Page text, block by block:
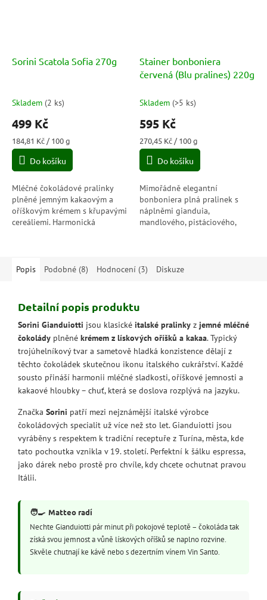
Sorini Scatola Sofia 270g
Skladem (2 ks)
499 Kč
Měrná
cena:
184,81 Kč / 100 g
Do košíku
Mléčné čokoládové pralinky
plněné jemným kakaovým a
oříškovým krémem s křupavými
cereáliemi. Harmonická
Stainer bonboniera
červená (Blu pralines) 220g
Skladem (>5 ks)
595 Kč
Měrná
cena:
270,45 Kč / 100 g
Do košíku
Mimořádně elegantní
bonboniera plná pralinek s
náplněmi gianduia,
mandlového, pistáciového,
Popis
Podobné (8) Hodnocení (3) Diskuze
Detailní popis produktu
Sorini Gianduiotti jsou klasické italské pralinky z jemné mléčné
čokolády plněné krémem z lískových oříšků a kakaa. Typický
trojúhelníkový tvar a sametově hladká konzistence dělají z
těchto čokoládek skutečnou ikonu italského cukrářství. Každé
sousto přináší harmonii mléčné sladkosti, oříškové jemnosti a
kakaové hloubky – chuť, která se doslova rozplývá na jazyku.
Značka Sorini patří mezi nejznámější italské výrobce
čokoládových specialit už více než sto let. Gianduiotti jsou
vyráběny s respektem k tradiční receptuře z Turína, města, kde
tato pochoutka vznikla v 19. století. Perfektní k šálku espressa,
jako dárek nebo prostě pro chvíle, kdy chcete ochutnat pravou
Itálii.
🧑‍🍳 Matteo radí
Nechte Gianduiotti pár minut při pokojové teplotě – čokoláda tak
získá svou jemnost a vůně lískových oříšků se naplno rozvine.
Skvěle chutnají ke kávě nebo s dezertním vínem Vin Santo.